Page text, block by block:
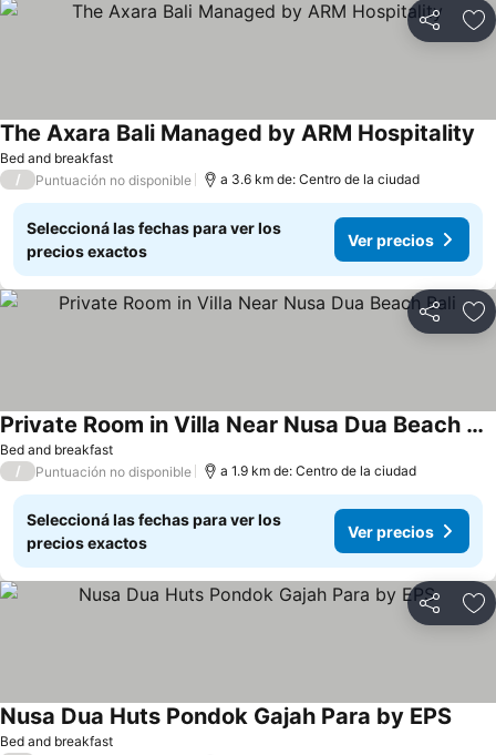
Compartir
Bed and breakfast
The Axara Bali Managed by ARM Hospitality
/ Puntuación no disponible a 3.6 km de: Centro de la ciudad
Seleccioná las fechas para ver los
precios exactos
Ver precios
Compartir
Bed and breakfast
Private Room in Villa Near Nusa Dua Beach Bali
/ Puntuación no disponible a 1.9 km de: Centro de la ciudad
Seleccioná las fechas para ver los
precios exactos
Ver precios
Compartir
Bed and breakfast
Nusa Dua Huts Pondok Gajah Para by EPS